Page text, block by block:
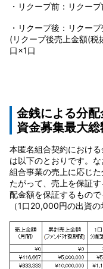
・リクープ前：リクー
・リクープ後：リクー
(リクープ後売上金額(
口×1口
金銭による分
資金募集最大総
本匿名組合契約におけ
は以下のとおりです。
組合事業の売上に応じ
たがって、売上を保証
配金額を保証するもので
（1口20,000円の出資の